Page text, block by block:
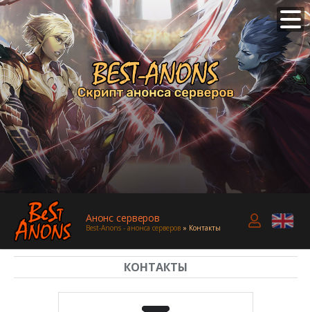
Анонс серверов
Best-Anons - анонса серверов» Контакты
КОНТАКТЫ